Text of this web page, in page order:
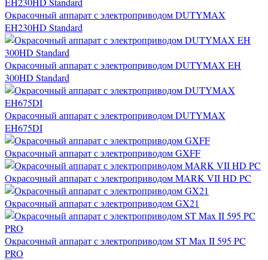
Окрасочный аппарат с электроприводом DUTYMAX
EH230HD Standard
Окрасочный аппарат с электроприводом DUTYMAX EH
300HD Standard
Окрасочный аппарат с электроприводом DUTYMAX
EH675DI
Окрасочный аппарат с электроприводом GXFF
Окрасочный аппарат с электроприводом MARK VII HD PC
Окрасочный аппарат с электроприводом GX21
Окрасочный аппарат с электроприводом ST Max II 595 PC
PRO